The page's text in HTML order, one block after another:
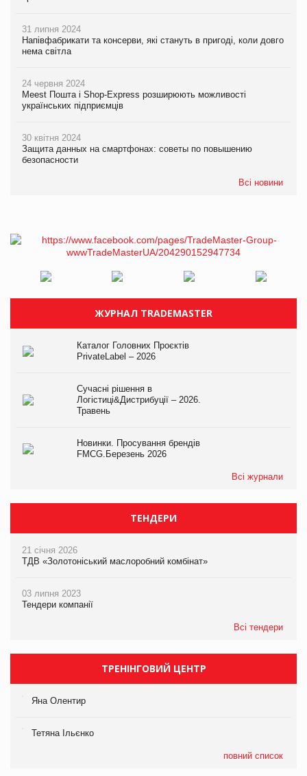
31 липня 2024
Напівфабрикати та консерви, які стануть в пригоді, коли довго
нема світла
24 червня 2024
Meest Пошта і Shop-Express розширюють можливості
українських підприємців
30 квітня 2024
Защита данных на смартфонах: советы по повышению
безопасности
Всі новини
ЖУРНАЛ TRADEMASTER
Каталог Головних Проєктів
PrivateLabel – 2026
Сучасні рішення в
Логістиці&Дистрибуції – 2026.
Травень
Новинки. Просування брендів
FMCG.Березень 2026
Всі журнали
ТЕНДЕРИ
21 січня 2026
ТДВ «Золотоніський маслоробний комбінат»
03 липня 2023
Тендери компанії
Всі тендери
ТРЕНІНГОВИЙ ЦЕНТР
Яна Олентир
Тетяна Ільєнко
повний список